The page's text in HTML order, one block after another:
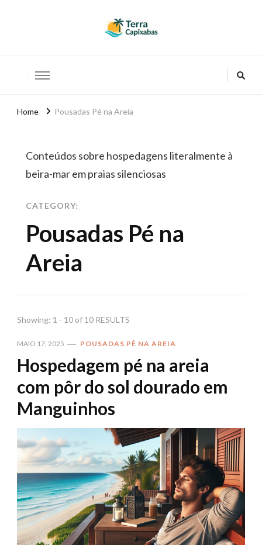
Home Pousadas Pé na Areia
Conteúdos sobre hospedagens literalmente à
beira-mar em praias silenciosas
CATEGORY:
Pousadas Pé na
Areia
Showing: 1 - 10 of 10 RESULTS
MAIO 17, 2025 POUSADAS PÉ NA AREIA
Hospedagem pé na areia
com pôr do sol dourado em
Manguinhos